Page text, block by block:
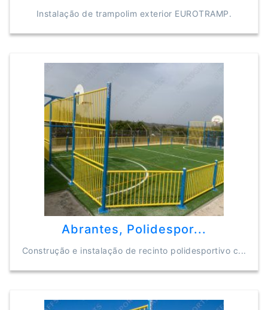
Instalação de trampolim exterior EUROTRAMP.
Abrantes, Polidespor...
Construção e instalação de recinto polidesportivo c...